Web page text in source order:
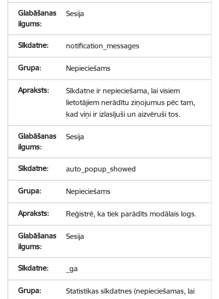
Sesija
notification_messages
Nepieciešams
Sīkdatne ir nepieciešama, lai visiem
lietotājiem nerādītu ziņojumus pēc tam,
kad viņi ir izlasījuši un aizvēruši tos.
Sesija
auto_popup_showed
Nepieciešams
Reģistrē, ka tiek parādīts modālais logs.
Sesija
_ga
Statistikas sīkdatnes (nepieciešamas, lai